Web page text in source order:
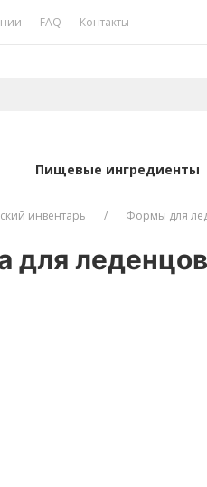
FAQ Контакты
Пищевые ингредиенты
инвентарь Формы для
для